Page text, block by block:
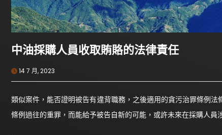
中油採購人員收取賄賂的法律責任
14 7 月, 2023
類似案件，能否證明被告有違背職務，之後適用的貪污治罪條例
條例過往的重罪，而能給予被告自新的可能，或許未來在採購人